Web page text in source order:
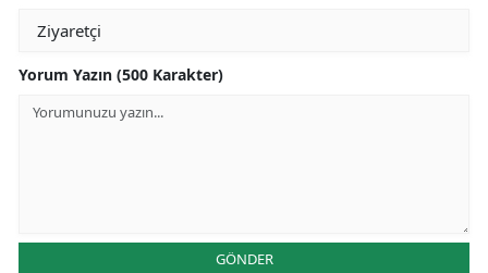
Yorum Yazın (500 Karakter)
GÖNDER